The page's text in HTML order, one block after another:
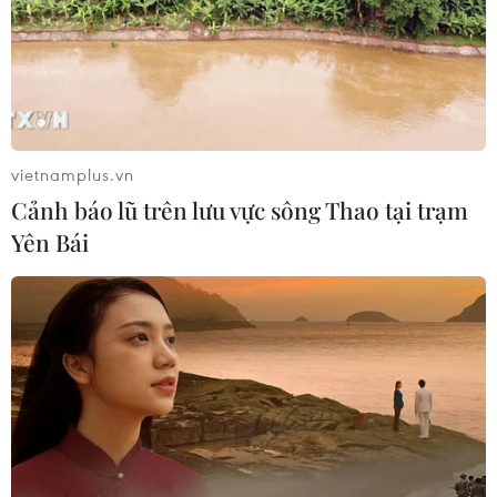
07/08/2026 13:38
Nứt núi, Thanh Hóa sơ tán khẩn cấp
nhiều hộ dân
Cắt giảm, đơn giản hóa thủ tục hành
chính dựa trên dữ liệu phải đảm bảo
thực chất
07/08/2026 13:12
Vĩnh Long huy động nhiều nguồn tư
liệu phục vụ tìm kiếm hài cốt liệt sỹ
07/08/2026 12:30
vietnamplus.vn
Cảnh báo lũ trên lưu vực sông Thao tại trạm
Yên Bái